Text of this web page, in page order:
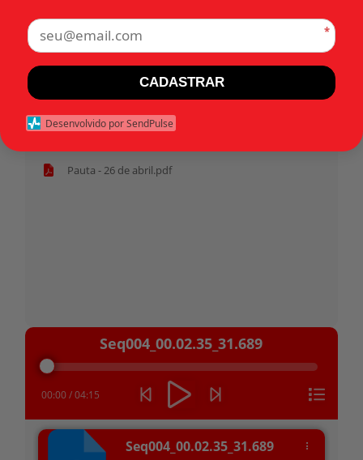
Tags:
Início
Pauta - 26 de abril.pdf
Tocador
áudio
Seq004_00.02.35_31.689
00:00 /04:15
Seq004_00.02.35_31.689
*
CADASTRAR
Desenvolvido por SendPulse